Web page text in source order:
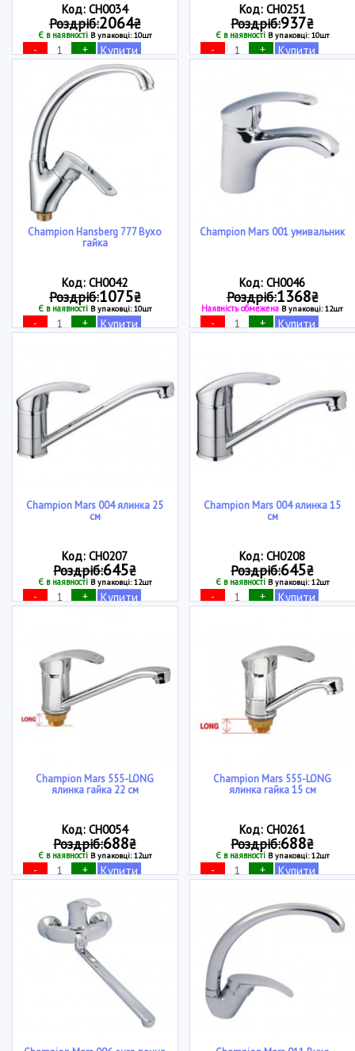
Код: CH0034
Роздріб:2064₴
Є в наявностіВ упаковці: 10шт
- + Купити
Код: CH0251
Роздріб:937₴
Є в наявностіВ упаковці: 10шт
- + Купити
Champion Hansberg 777 Вухо
гайка
Код: CH0042
Роздріб:1075₴
Є в наявностіВ упаковці: 10шт
- + Купити
Champion Mars 001 умивальник
Код: CH0046
Роздріб:1368₴
Наявність обмежена В упаковці: 12шт
- + Купити
Champion Mars 004 ялинка 25
см
Код: CH0207
Роздріб:645₴
Є в наявностіВ упаковці: 12шт
- + Купити
Champion Mars 004 ялинка 15
см
Код: CH0208
Роздріб:645₴
Є в наявностіВ упаковці: 12шт
- + Купити
Champion Mars 555-LONG
ялинка гайка 22 см
Код: CH0054
Роздріб:688₴
Є в наявностіВ упаковці: 12шт
- + Купити
Champion Mars 555-LONG
ялинка гайка 15 см
Код: CH0261
Роздріб:688₴
Є в наявностіВ упаковці: 12шт
- + Купити